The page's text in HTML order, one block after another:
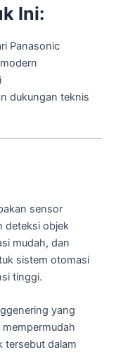
Ini:
Panasonic
dukungan teknis
sensor
deteksi objek
mudah, dan
sistem otomasi
tinggi.
yang
tersebut dalam